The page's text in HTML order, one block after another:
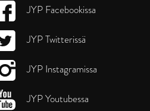
JYP Facebookissa
JYP Twitterissä
JYP Instagramissa
JYP Youtubessa